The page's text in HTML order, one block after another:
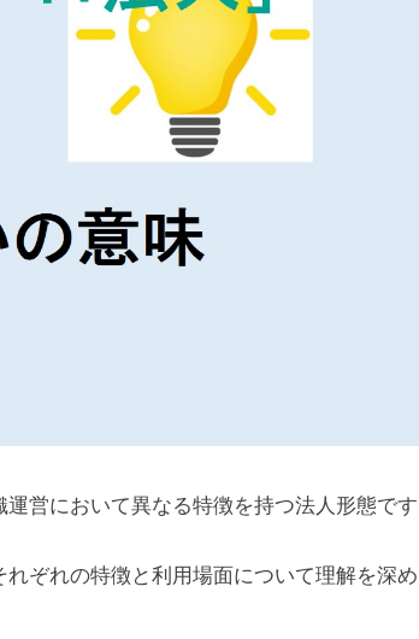
運営において異なる特徴を持つ法人形態です
ぞれの特徴と利用場面について理解を深